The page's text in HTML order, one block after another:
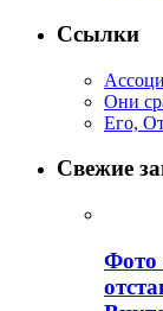
Ссылки
Они
Его,
Свежие
Фото